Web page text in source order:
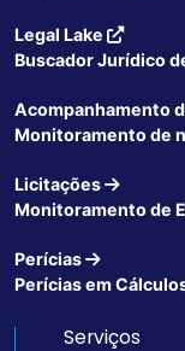
Legal Lake
Buscador Jurídico
Acompanhamento
Monitoramento de
Licitações
Monitoramento de
Perícias
Perícias em
Serviços